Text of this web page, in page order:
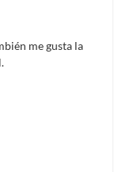
me gusta la